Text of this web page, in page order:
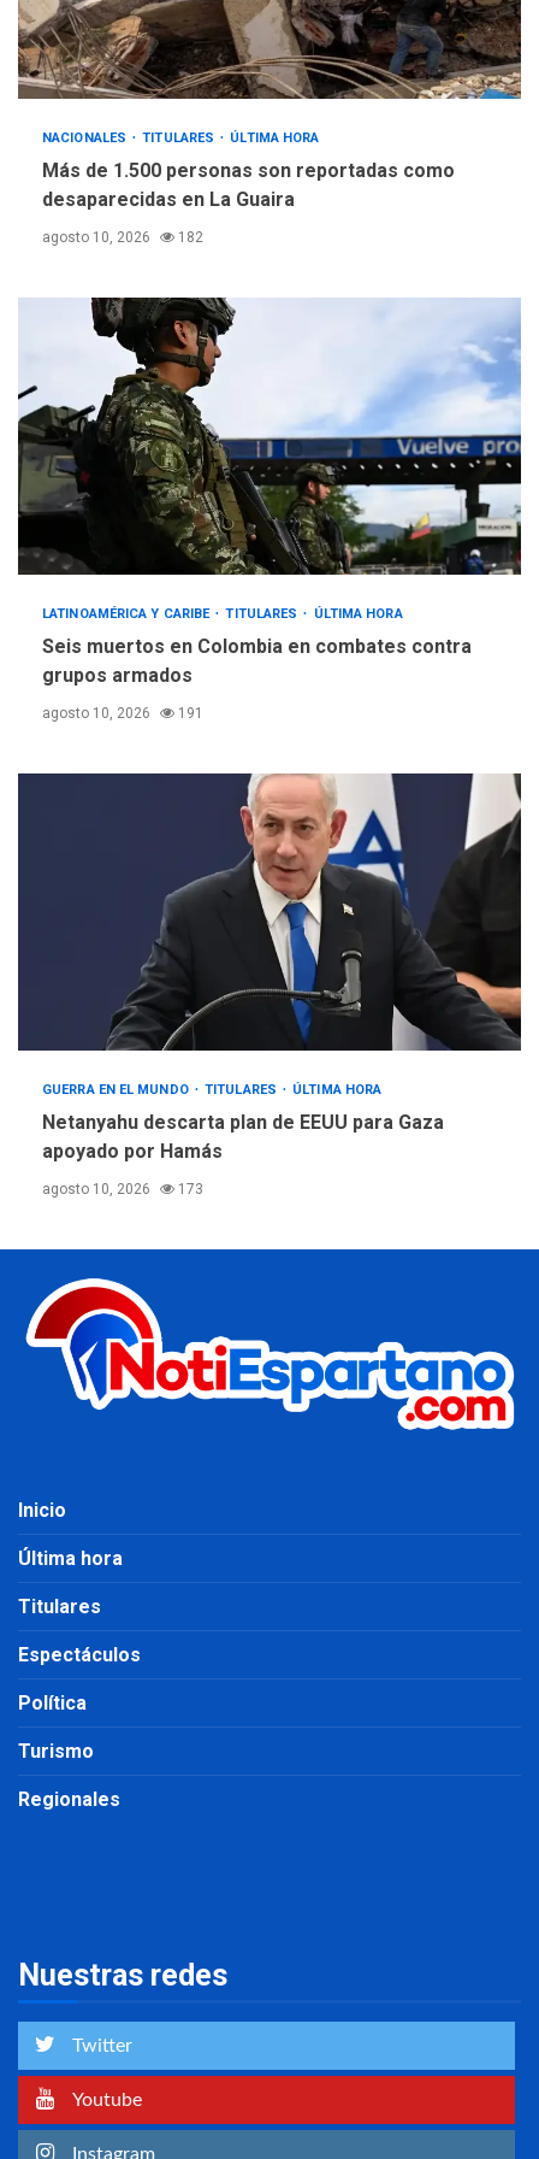
NACIONALES TITULARES ÚLTIMA HORA
Más de 1.500 personas son reportadas como
desaparecidas en La Guaira
agosto 10, 2026 182
LATINOAMÉRICA Y CARIBE TITULARES ÚLTIMA HORA
Seis muertos en Colombia en combates contra
grupos armados
agosto 10, 2026 191
GUERRA EN EL MUNDO TITULARES ÚLTIMA HORA
Netanyahu descarta plan de EEUU para Gaza
apoyado por Hamás
agosto 10, 2026 173
Inicio
Última hora
Titulares
Espectáculos
Política
Turismo
Regionales
Nuestras redes
Twitter
Youtube
Instagram